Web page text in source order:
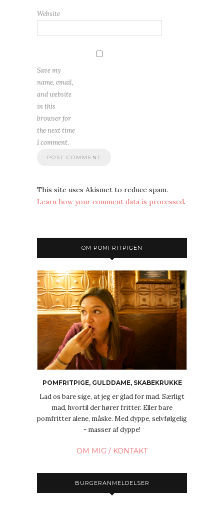
Website
Save my
name, email,
and website
in this
browser for
the next time
I comment.
This site uses Akismet to reduce spam.
Learn how your comment data is processed.
OM POMFRITPIGEN
POMFRITPIGE, GULDDAME, SKABEKRUKKE
Lad os bare sige, at jeg er glad for mad. Særligt
mad, hvortil der hører fritter. Eller bare
pomfritter alene, måske. Med dyppe, selvfølgelig
- masser af dyppe!
OM MIG / KONTAKT
BURGERANMELDELSER